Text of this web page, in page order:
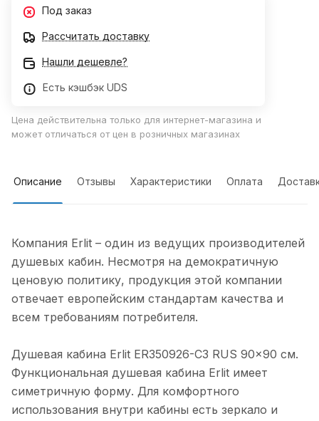
Под заказ
Рассчитать доставку
Нашли дешевле?
Есть кэшбэк UDS
Цена действительна только для интернет-магазина и
может отличаться от цен в розничных магазинах
Описание Отзывы Характеристики Оплата
Компания Erlit – один из ведущих производителей
душевых кабин. Несмотря на демократичную
ценовую политику, продукция этой компании
отвечает европейским стандартам качества и
всем требованиям потребителя.
Душевая кабина Erlit ER350926-C3 RUS 90x90 см.
Функциональная душевая кабина Erlit имеет
симетричную форму. Для комфортного
использования внутри кабины есть зеркало и